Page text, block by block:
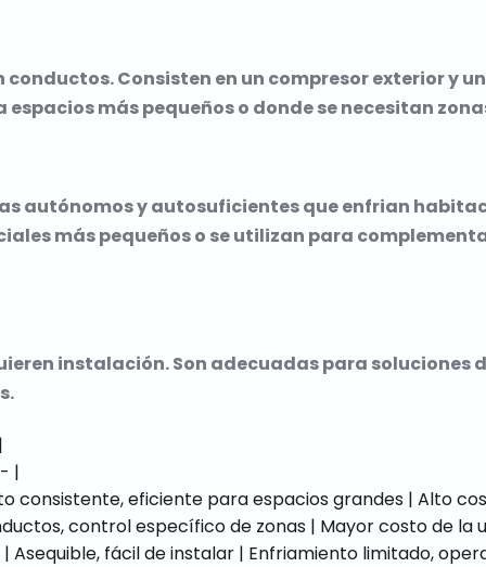
Consisten en un compresor exterior y
espacios más pequeños o donde se necesitan
autónomos y autosuficientes que enfrian
más pequeños o se utilizan para
instalación. Son adecuadas para
|
consistente, eficiente para espacios grandes | Alto
control específico de zonas | Mayor costo de
fácil de instalar | Enfriamiento limitado,